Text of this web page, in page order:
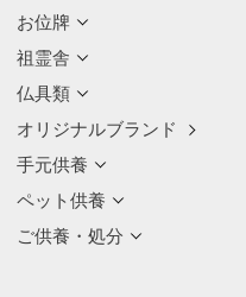
お位牌
祖霊舎
仏具類
オリジナルブランド
手元供養
ペット供養
ご供養・処分